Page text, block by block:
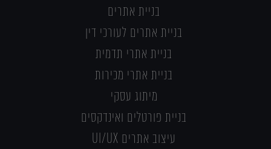
בניית אתרים
בניית אתרים לעורכי דין
בניית אתרי תדמית
בניית אתרי מכירות
מיתוג עסקי
בניית פורטלים ואינדקסים
עיצוב אתרים UI/UX